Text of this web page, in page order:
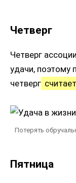
Четверг
Четверг
удачи, поэтому
четверг
Потерять
Пятница